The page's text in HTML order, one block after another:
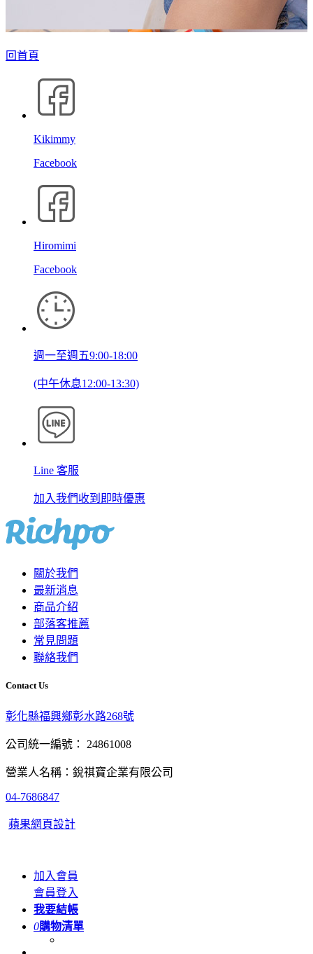
回首頁
Kikimmy
Facebook
Hiromimi
Facebook
週一至週五9:00-18:00
(中午休息12:00-13:30)
Line 客服
加入我們收到即時優惠
關於我們
最新消息
商品介紹
部落客推薦
常見問題
聯絡我們
Contact Us
彰化縣福興鄉彰水路268號
公司統一編號： 24861008
營業人名稱：銳祺寶企業有限公司
04-7686847
蘋果網頁設計
加入會員
會員登入
我要結帳
0購物清單